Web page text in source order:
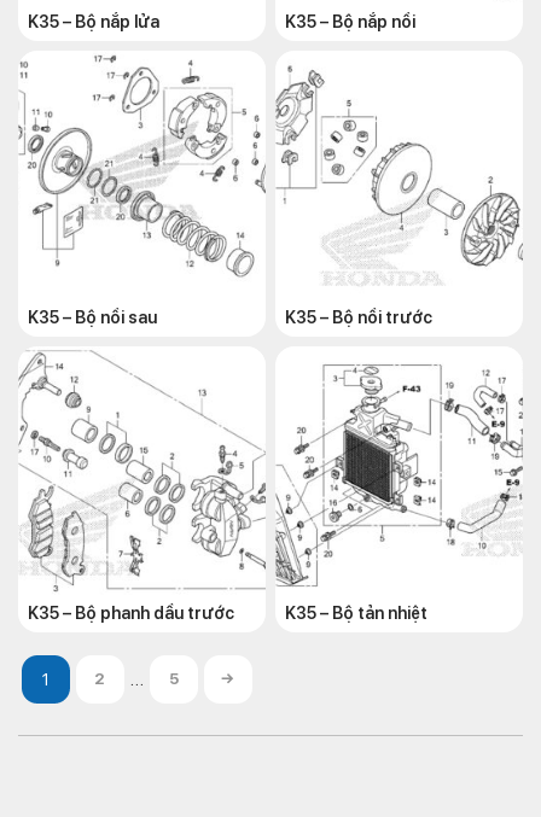
K35 – Bộ nắp lửa K35 – Bộ nắp nồi
K35 – Bộ nồi sau K35 – Bộ nồi trước
K35 – Bộ phanh dầu trước K35 – Bộ tản nhiệt
2 … 5 →